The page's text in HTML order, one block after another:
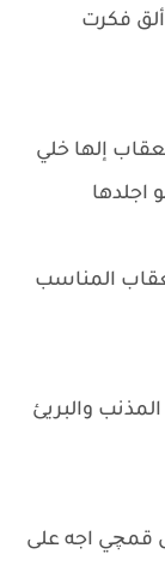
ألق فكرت
إلها خلي
اجلدها
المناسب
والبريئ
قمچي اجه على